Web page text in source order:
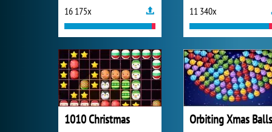
16 175x 11 340x
1010 Christmas Orbiting Xmas Balls